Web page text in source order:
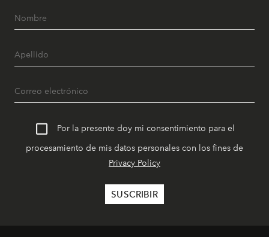
Por la presente doy mi consentimiento para el
procesamiento de mis datos personales con los fines de
Privacy Policy